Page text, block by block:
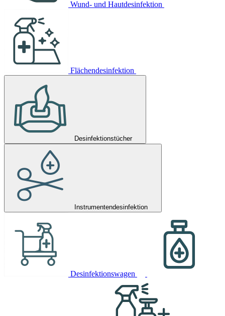
Wund- und Hautdesinfektion
Flächendesinfektion
Desinfektionstücher
Instrumentendesinfektion
Desinfektionswagen